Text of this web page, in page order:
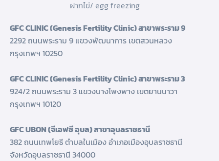
ฝากไข่/ egg freezing
GFC CLINIC (Genesis Fertility Clinic) สาขาพระราม 9
2292 ถนนพระราม 9 แขวงพัฒนาการ เขตสวนหลวง
กรุงเทพฯ 10250
GFC CLINIC (Genesis Fertility Clinic) สาขาพระราม 3
924/2 ถนนพระราม 3 แขวงบางโพงพาง เขตยานนาวา
กรุงเทพฯ 10120
GFC UBON (จีเอฟซี อุบล) สาขาอุบลราชธานี
382 ถนนเทพโยธี ตำบลในเมือง อำเภอเมืองอุบลราชธานี
จังหวัดอุบลราชธานี 34000